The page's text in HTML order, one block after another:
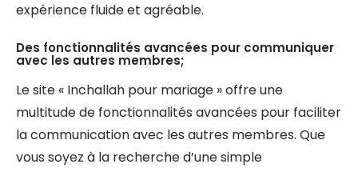
expérience fluide et agréable.
Des fonctionnalités avancées pour communiquer
avec les autres membres;
Le site « Inchallah pour mariage » offre une
multitude de fonctionnalités avancées pour faciliter
la communication avec les autres membres. Que
vous soyez à la recherche d’une simple